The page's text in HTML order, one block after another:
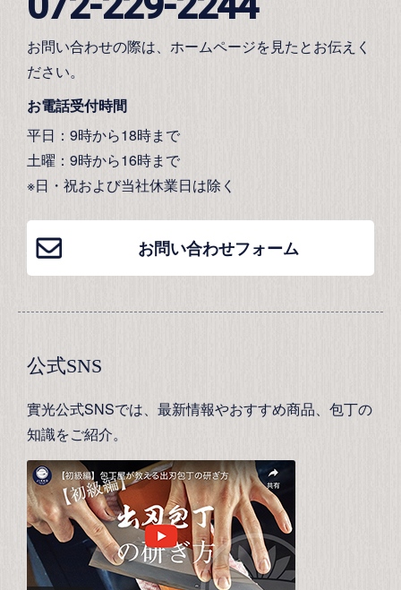
お問い合わせの際は、ホームページを見たとお伝えく
ださい。
お電話受付時間
平日：9時から18時まで
土曜：9時から16時まで
※日・祝および当社休業日は除く
お問い合わせフォーム
公式SNS
實光公式SNSでは、最新情報やおすすめ商品、包丁の
知識をご紹介。